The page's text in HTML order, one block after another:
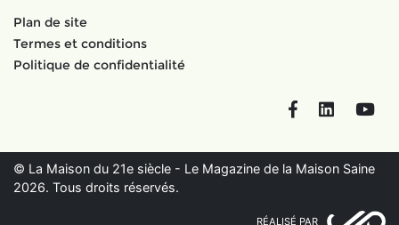
Plan de site
Termes et conditions
Politique de confidentialité
FacebookLinkedIn
© La Maison du 21e siècle - Le Magazine de la Maison Saine
2026. Tous droits réservés.
RÉALISÉ PAR